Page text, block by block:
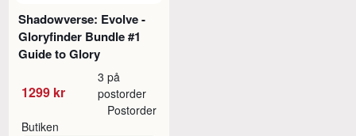
Shadowverse: Evolve -
Gloryfinder Bundle #1
Guide to Glory
1299 kr
3 på
postorder
Butiken
Postorder